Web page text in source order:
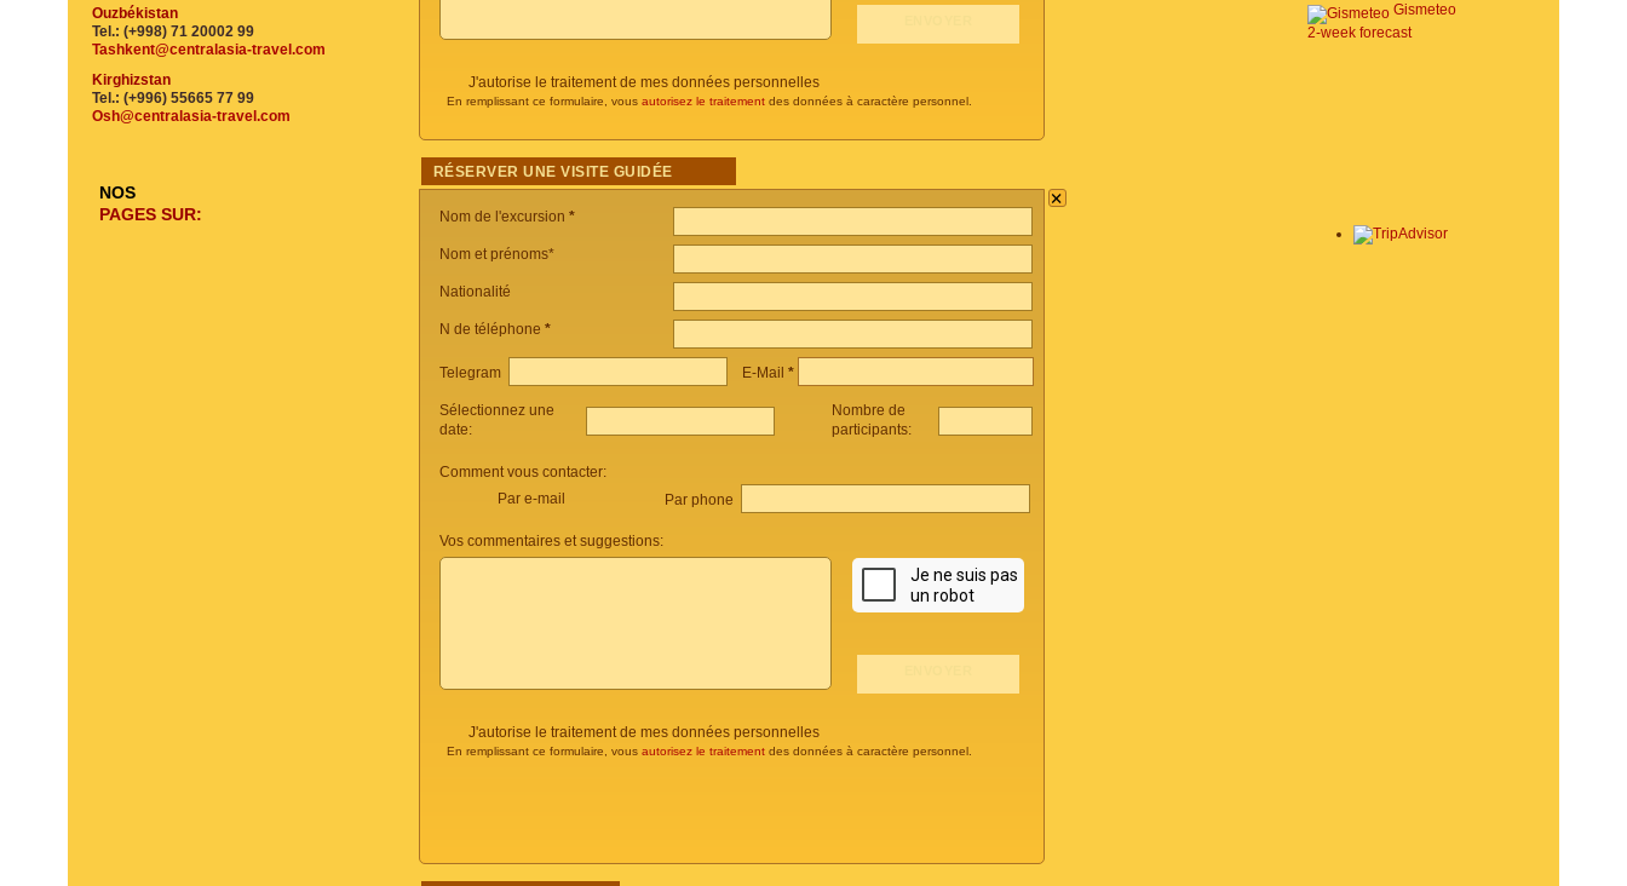
J'autorise le traitement de mes données personnelles
En remplissant ce formulaire, vous autorisez le traitement des données à caractère personnel.
RÉSERVER UNE VISITE GUIDÉE
×
Nom de l'excursion *
Nom et prénoms*
Nationalité
N de téléphone *
Telegram E-Mail *
Sélectionnez une
date:
Nombre de
participants:
Comment vous contacter:
Par e-mail
Par phone
Vos commentaires et suggestions:
J'autorise le traitement de mes données personnelles
En remplissant ce formulaire, vous autorisez le traitement des données à caractère personnel.
Ouzbékistan
Tel.: (+998) 71 20002 99
Tashkent@centralasia-travel.com
Kirghizstan
Tel.: (+996) 55665 77 99
Osh@centralasia-travel.com
NOS
PAGES SUR:
Gismeteo
2-week forecast